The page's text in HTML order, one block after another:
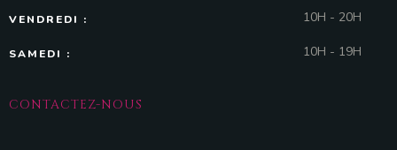
VENDREDI : 10H - 20H
SAMEDI : 10H - 19H
CONTACTEZ-NOUS